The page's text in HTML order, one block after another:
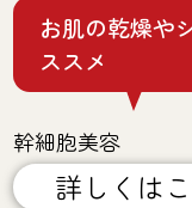
お肌の乾燥や
ススメ
幹細胞美容
詳しくは